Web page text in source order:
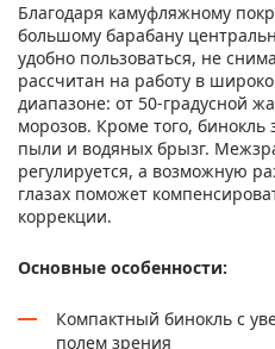
Благодаря камуфляжному
большому барабану
удобно пользоваться, не
рассчитан на работу в
диапазоне: от 50-градусной
морозов. Кроме того,
пыли и водяных брызг.
регулируется, а возможную
глазах поможет
коррекции.
Основные особенности:
Компактный бинокль с
полем зрения